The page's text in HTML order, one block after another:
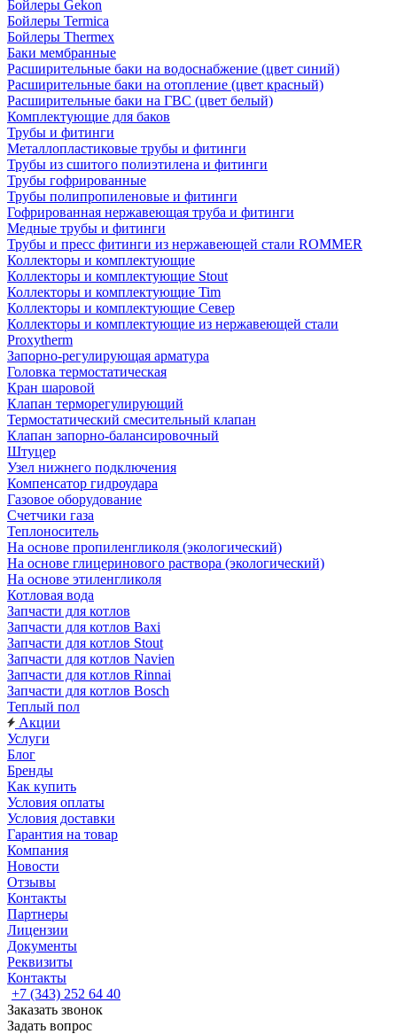
Бойлеры Gekon
Бойлеры Termica
Бойлеры Thermex
Баки мембранные
Расширительные баки на водоснабжение (цвет синий)
Расширительные баки на отопление (цвет красный)
Расширительные баки на ГВС (цвет белый)
Комплектующие для баков
Трубы и фитинги
Металлопластиковые трубы и фитинги
Трубы из сшитого полиэтилена и фитинги
Трубы гофрированные
Трубы полипропиленовые и фитинги
Гофрированная нержавеющая труба и фитинги
Медные трубы и фитинги
Трубы и пресс фитинги из нержавеющей стали ROMMER
Коллекторы и комплектующие
Коллекторы и комплектующие Stout
Коллекторы и комплектующие Tim
Коллекторы и комплектующие Север
Коллекторы и комплектующие из нержавеющей стали
Proxytherm
Запорно-регулирующая арматура
Головка термостатическая
Кран шаровой
Клапан терморегулирующий
Термостатический смесительный клапан
Клапан запорно-балансировочный
Штуцер
Узел нижнего подключения
Компенсатор гидроудара
Газовое оборудование
Счетчики газа
Теплоноситель
На основе пропиленгликоля (экологический)
На основе глицеринового раствора (экологический)
На основе этиленгликоля
Котловая вода
Запчасти для котлов
Запчасти для котлов Baxi
Запчасти для котлов Stout
Запчасти для котлов Navien
Запчасти для котлов Rinnai
Запчасти для котлов Bosch
Теплый пол
Акции
Услуги
Блог
Бренды
Как купить
Условия оплаты
Условия доставки
Гарантия на товар
Компания
Новости
Отзывы
Контакты
Партнеры
Лицензии
Документы
Реквизиты
Контакты
+7 (343) 252 64 40
Заказать звонок
Задать вопрос